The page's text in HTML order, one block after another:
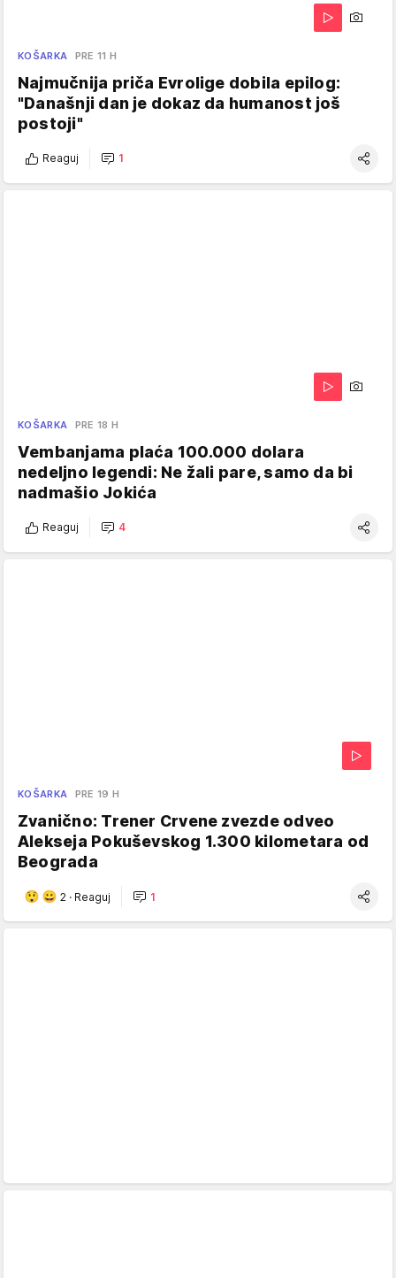
KOŠARKA PRE 11 H
Najmučnija priča Evrolige dobila epilog:
"Današnji dan je dokaz da humanost još
postoji"
Reaguj 1
KOŠARKA PRE 18 H
Vembanjama plaća 100.000 dolara
nedeljno legendi: Ne žali pare, samo da bi
nadmašio Jokića
Reaguj 4
KOŠARKA PRE 19 H
Zvanično: Trener Crvene zvezde odveo
Alekseja Pokuševskog 1.300 kilometara od
Beograda
2 · Reaguj 1